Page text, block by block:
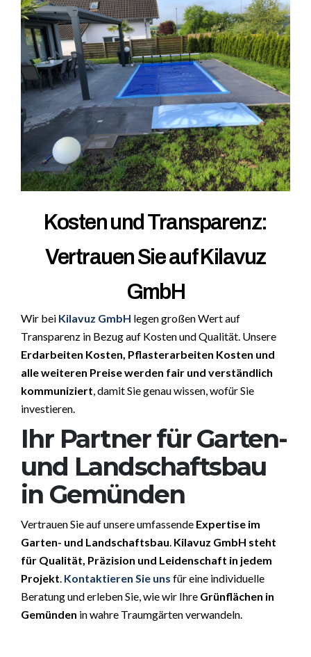
Kosten und Transparenz:
Vertrauen Sie auf Kilavuz
GmbH
Wir bei Kilavuz GmbH legen großen Wert auf
Transparenz in Bezug auf Kosten und Qualität. Unsere
Erdarbeiten Kosten, Pflasterarbeiten Kosten und
alle weiteren Preise werden fair und verständlich
kommuniziert, damit Sie genau wissen, wofür Sie
investieren.
Ihr Partner für Garten-
und Landschaftsbau
in Gemünden
Vertrauen Sie auf unsere umfassende Expertise im
Garten- und Landschaftsbau. Kilavuz GmbH steht
für Qualität, Präzision und Leidenschaft in jedem
Projekt. Kontaktieren Sie uns für eine individuelle
Beratung und erleben Sie, wie wir Ihre Grünflächen in
Gemünden in wahre Traumgärten verwandeln.